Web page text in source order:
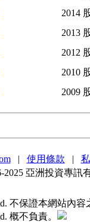
2014
2013
2012
2010
2009
| 使用條款 |
2025 亞洲投資專訊
不保證本網站內
概不負責。